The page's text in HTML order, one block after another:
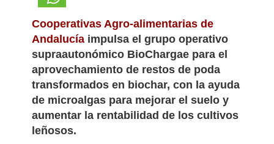
Cooperativas Agro-alimentarias de
Andalucía impulsa el grupo operativo
supraautonómico BioChargae para el
aprovechamiento de restos de poda
transformados en biochar, con la ayuda
de microalgas para mejorar el suelo y
aumentar la rentabilidad de los cultivos
leñosos.